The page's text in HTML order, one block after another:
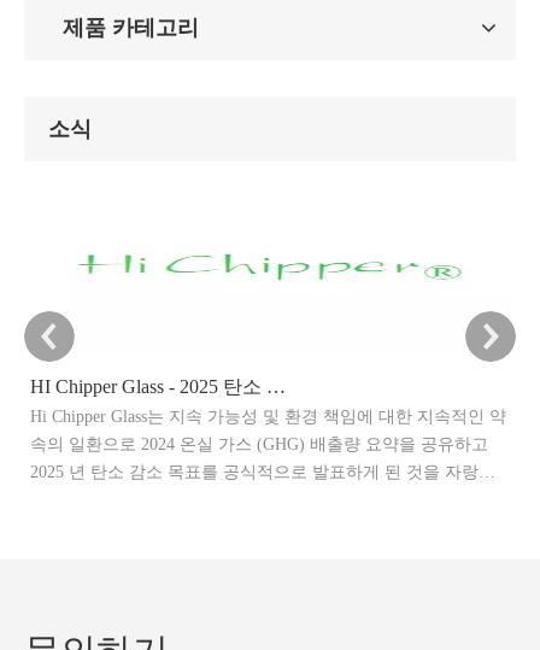
제품 카테고리
소식
HI Chipper Glass - 2025 탄소 감소 목표 발표
Hi Chipper Glass는 지속 가능성 및 환경 책임에 대한 지속적인 약
속의 일환으로 2024 온실 가스 (GHG) 배출량 요약을 공유하고
2025 년 탄소 감소 목표를 공식적으로 발표하게 된 것을 자랑스